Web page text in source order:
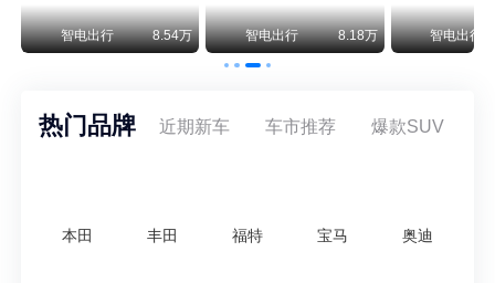
智电出行 8.54万 智电出行 8.18万 智电出行
热门品牌 近期新车 车市推荐 爆款SUV
本田 丰田 福特 宝马 奥迪